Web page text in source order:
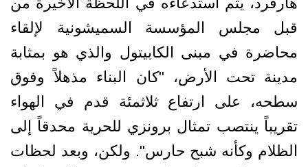
قبل مجلس المؤسسة السميشونية لإلقاء
محاضرة في مبنى الكابيتول والذي هو بمثابة
مدينة تحت الأرض، "كان البناء مذهلاً وفوق
سطحه، على ارتفاع ثلاثمئة قدم في الهواء
تقريباً ينتصب تمثال برونزي للحرية محدقاً إلى
الظلام وكأنه شبح حارس". ولكن، وبعد لحظات